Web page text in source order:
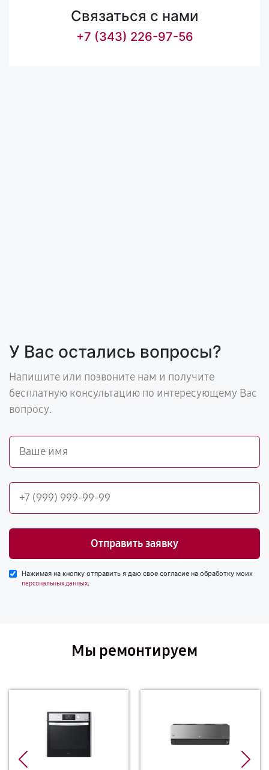
Связаться с нами
+7 (343) 226-97-56
У Вас остались вопросы?
Напишите или позвоните нам и получите
бесплатную консультацию по интересующему Вас
вопросу.
Отправить заявку
Нажимая на кнопку отправить я даю свое согласие на обработку моих
персональных данных.
Мы ремонтируем